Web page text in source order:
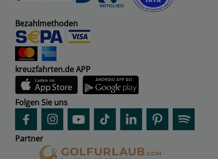
Bezahlmethoden
kreuzfahrten.de APP
Folgen Sie uns
Partner